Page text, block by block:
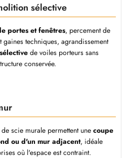
sélective
portes et fenêtres, percement de
gaines techniques, agrandissement
de voiles porteurs sans
conservée.
scie murale permettent une coupe
ou d'un mur adjacent, idéale
où l'espace est contraint.